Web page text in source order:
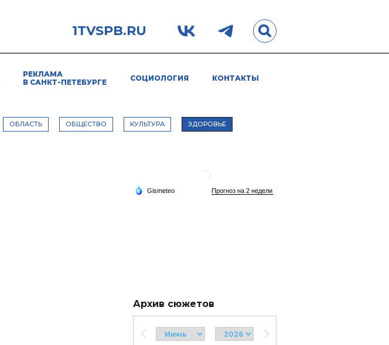
1TVSPB.RU
РЕКЛАМА
В САНКТ-ПЕТЕБУРГЕ
СОЦИОЛОГИЯ КОНТАКТЫ
ОБЛАСТЬ ОБЩЕСТВО КУЛЬТУРА ЗДОРОВЬЕ
Архив сюжетов